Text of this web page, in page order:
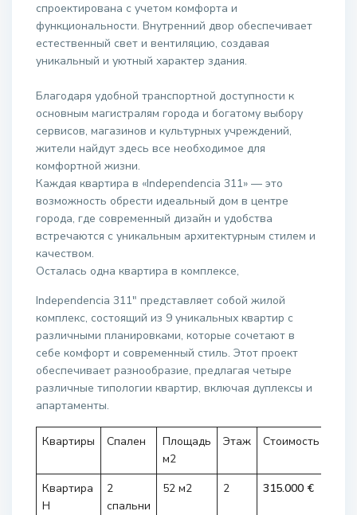
спроектирована с учетом комфорта и
функциональности. Внутренний двор обеспечивает
естественный свет и вентиляцию, создавая
уникальный и уютный характер здания.
Благодаря удобной транспортной доступности к
основным магистралям города и богатому выбору
сервисов, магазинов и культурных учреждений,
жители найдут здесь все необходимое для
комфортной жизни.
Каждая квартира в «Independencia 311» — это
возможность обрести идеальный дом в центре
города, где современный дизайн и удобства
встречаются с уникальным архитектурным стилем и
качеством.
Осталась одна квартира в комплексе,
Independencia 311″ представляет собой жилой
комплекс, состоящий из 9 уникальных квартир с
различными планировками, которые сочетают в
себе комфорт и современный стиль. Этот проект
обеспечивает разнообразие, предлагая четыре
различные типологии квартир, включая дуплексы и
апартаменты.
Квартиры Спален
Площадь
м2
Этаж Стоимость
Квартира
H
2
спальни
52 м2 2 315.000 €